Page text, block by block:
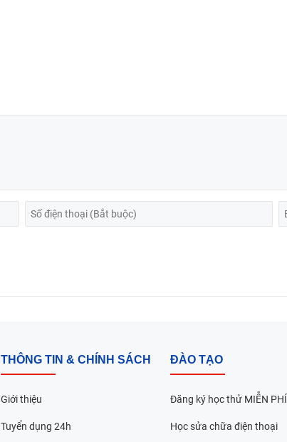
THÔNG TIN & CHÍNH SÁCH
Giới thiệu
Tuyển dụng 24h
ĐÀO TẠO
Đăng ký học thử MIỄN PHÍ
Học sửa chữa điện thoại